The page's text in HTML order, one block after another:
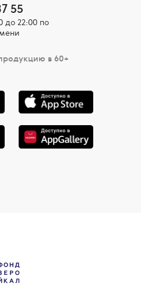
55
до 22:00 по
в 60+